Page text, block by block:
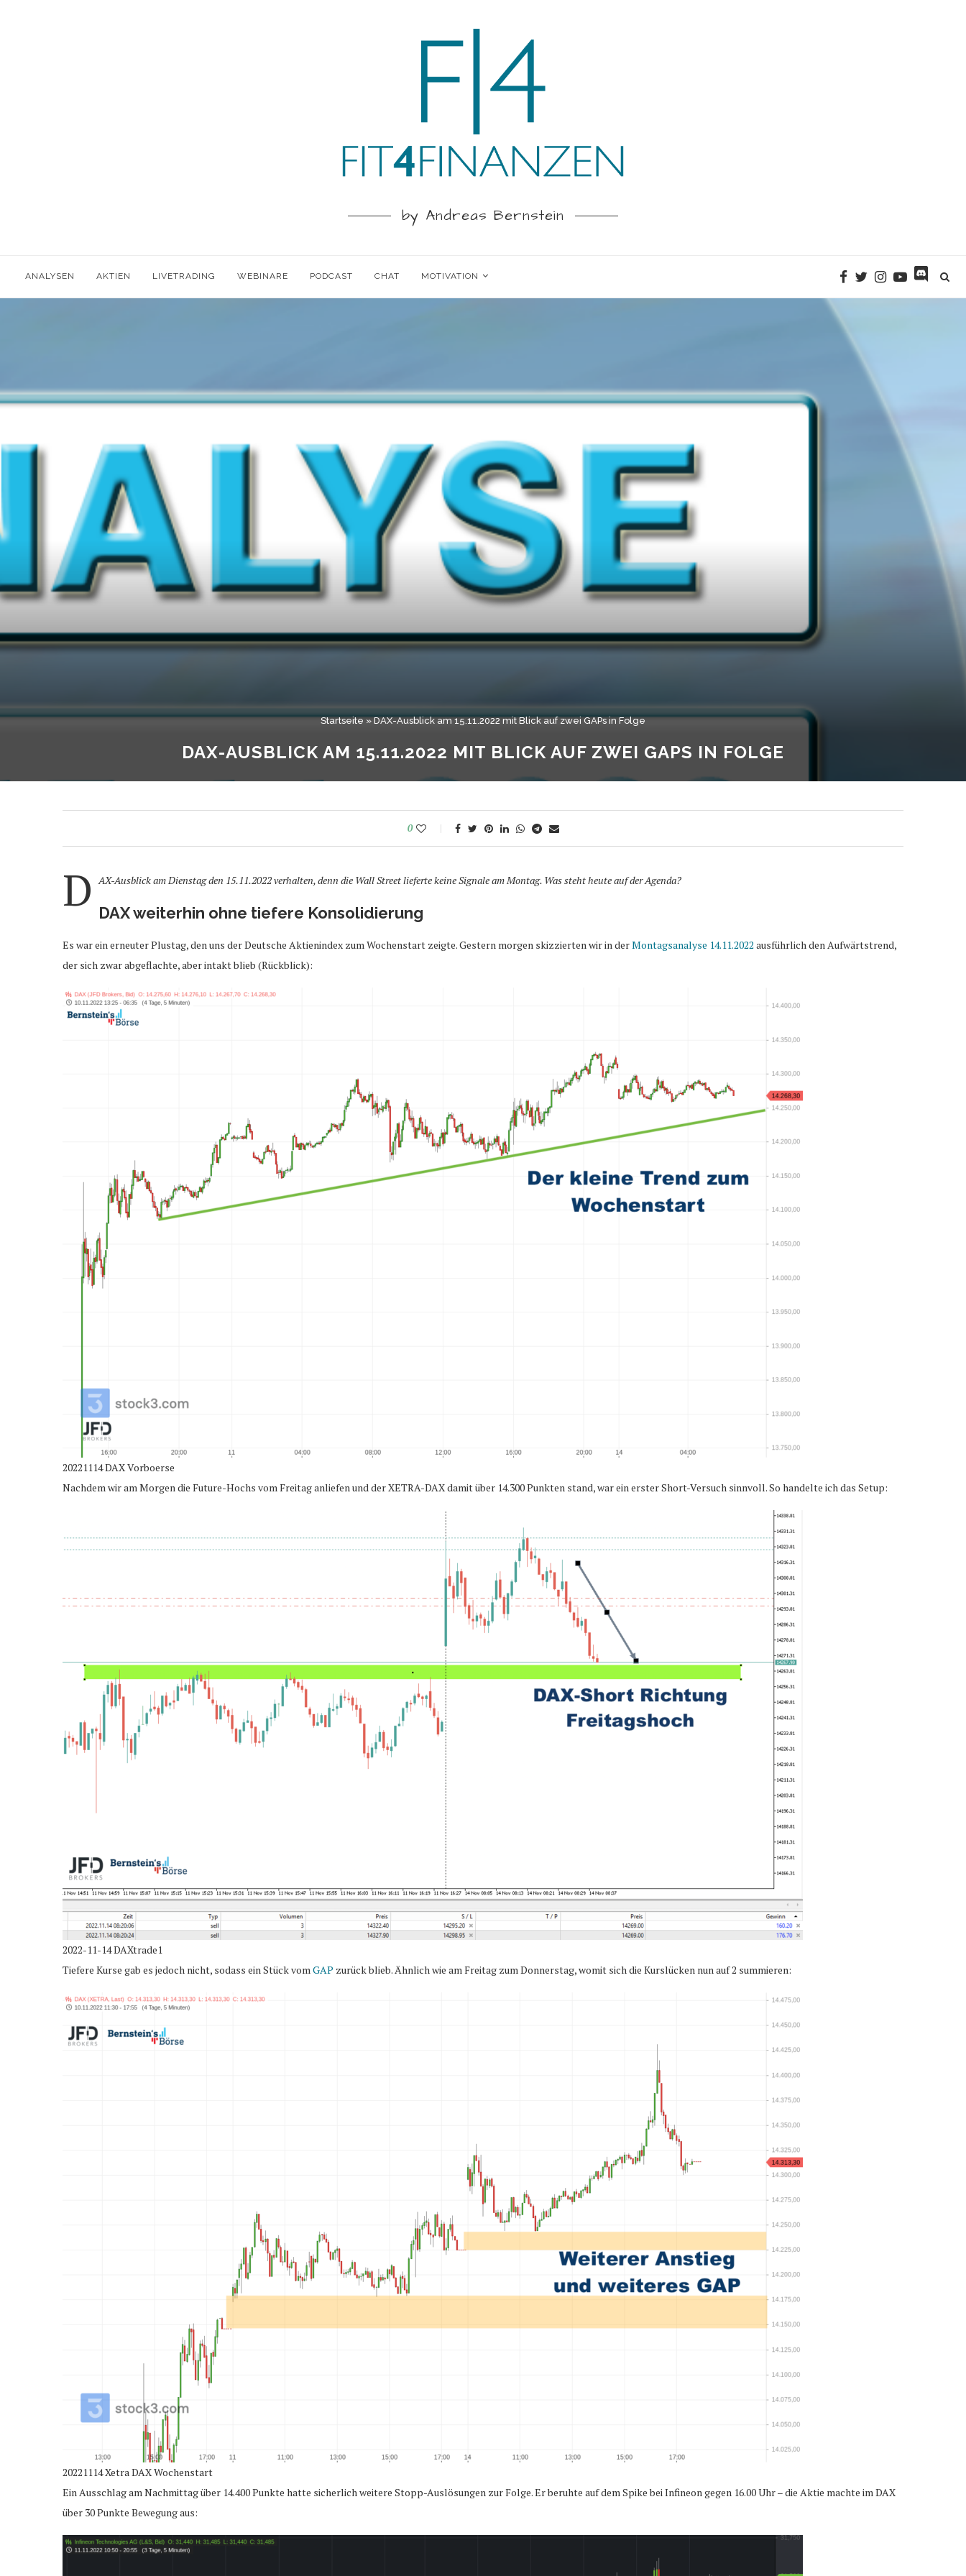
by Andreas Bernstein
ANALYSEN AKTIEN LIVETRADING WEBINARE PODCAST CHAT MOTIVATION
Startseite»DAX-Ausblick am 15.11.2022 mit Blick auf zwei GAPs in Folge
DAX-AUSBLICK AM 15.11.2022 MIT BLICK AUF ZWEI GAPS IN FOLGE
0
D AX-Ausblick am Dienstag den 15.11.2022 verhalten, denn die Wall Street lieferte keine Signale am Montag. Was steht heute auf der Agenda?
DAX weiterhin ohne tiefere Konsolidierung
Es war ein erneuter Plustag, den uns der Deutsche Aktienindex zum Wochenstart zeigte. Gestern morgen skizzierten wir in derMontagsanalyse 14.11.2022 ausführlich den Aufwärtstrend,
der sich zwar abgeflachte, aber intakt blieb (Rückblick):
20221114 DAX Vorboerse
Nachdem wir am Morgen die Future-Hochs vom Freitag anliefen und der XETRA-DAX damit über 14.300 Punkten stand, war ein erster Short-Versuch sinnvoll. So handelte ich das Setup:
2022-11-14 DAXtrade1
Tiefere Kurse gab es jedoch nicht, sodass ein Stück vom GAP zurück blieb. Ähnlich wie am Freitag zum Donnerstag, womit sich die Kurslücken nun auf 2 summieren:
20221114 Xetra DAX Wochenstart
Ein Ausschlag am Nachmittag über 14.400 Punkte hatte sicherlich weitere Stopp-Auslösungen zur Folge. Er beruhte auf dem Spike bei Infineon gegen 16.00 Uhr – die Aktie machte im DAX
über 30 Punkte Bewegung aus: